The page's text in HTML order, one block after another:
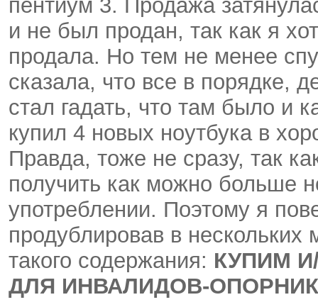
пентиум 3. Продажа
и не был продан, так как я
продала. Но тем не менее
сказала, что все в порядке,
стал гадать, что там было и
купил 4 новых ноутбука в
Правда, тоже не сразу, так
получить как можно больше
употреблении. Поэтому я
продублировав в
такого содержания: КУПИМ
ДЛЯ ИНВАЛИДОВ-